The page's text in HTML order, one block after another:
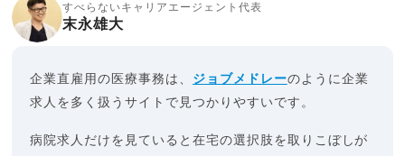
すべらないキャリアエージェント代表
末永雄大
企業直雇用の医療事務は、 ジョブメドレーのように企業
求人を多く扱うサイトで見つかりやすいです。
病院求人だけを見ていると在宅の選択肢を取りこぼしが